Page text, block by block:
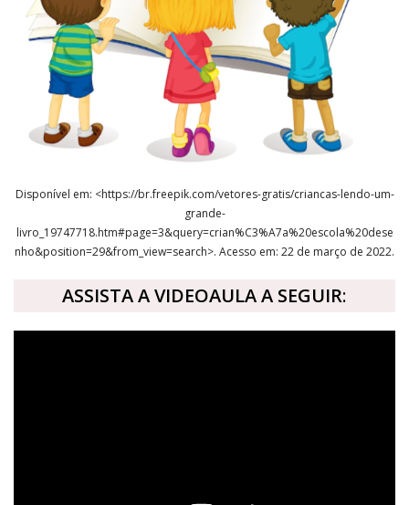
Disponível em: <https://br.freepik.com/vetores-gratis/criancas-lendo-um-
grande-
livro_19747718.htm#page=3&query=crian%C3%A7a%20escola%20dese
nho&position=29&from_view=search>. Acesso em: 22 de março de 2022.
ASSISTA A VIDEOAULA A SEGUIR: